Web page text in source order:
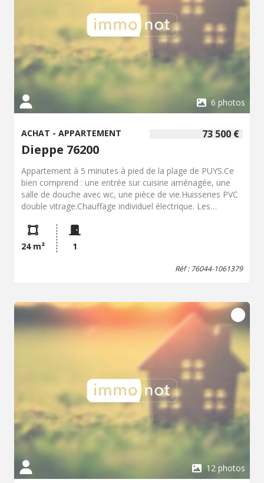
6 photos
73 500 €
ACHAT - APPARTEMENT
Dieppe 76200
Appartement à 5 minutes à pied de la plage de PUYS.Ce
bien comprend : une entrée sur cuisine aménagée, une
salle de douche avec wc, une pièce de vie.Huisseries PVC
double vitrage.Chauffage individuel électrique. Les
sont disponibles sur le site Géorisques : www. georisques.
gouv. fr
24 m² 1
Réf : 76044-1061379
12 photos